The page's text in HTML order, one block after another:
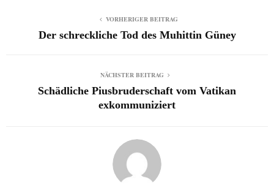
VORHERIGER BEITRAG
Der schreckliche Tod des Muhittin Güney
NÄCHSTER BEITRAG
Schädliche Piusbruderschaft vom Vatikan
exkommuniziert